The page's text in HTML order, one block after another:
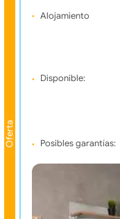
Oferta
Alojamiento
Disponible:
Posibles garantías: